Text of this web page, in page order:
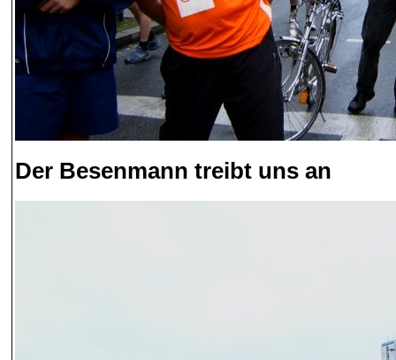
Der Besenmann treibt uns an